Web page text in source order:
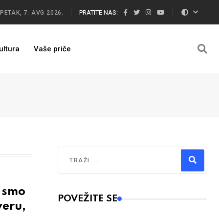
PETAK, 7. AVG 2026. PRATITE NAS:
Vaše priče
Type 2 or more characters for results.
POVEŽITE SE